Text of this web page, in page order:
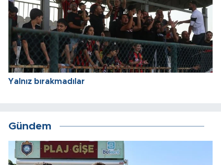
Yalnız bırakmadılar
Gündem